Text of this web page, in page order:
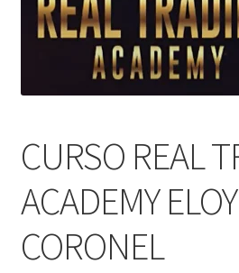
CURSO REAL
ACADEMY ELOY
CORONEL